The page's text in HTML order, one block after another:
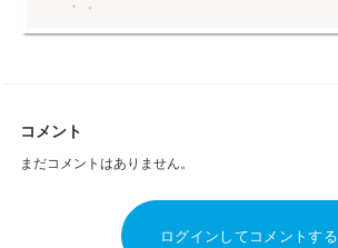
コメント
まだコメントはありません。
ログインしてコメントする